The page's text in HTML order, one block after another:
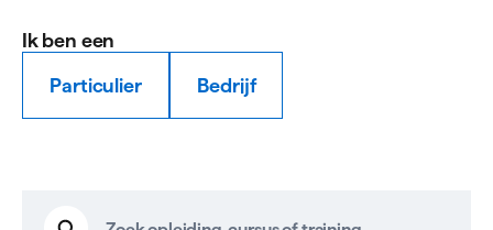
Ik ben een
Particulier Bedrijf
Handhaving